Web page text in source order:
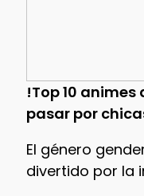
!Top 10
pasar por
El género
divertido por la